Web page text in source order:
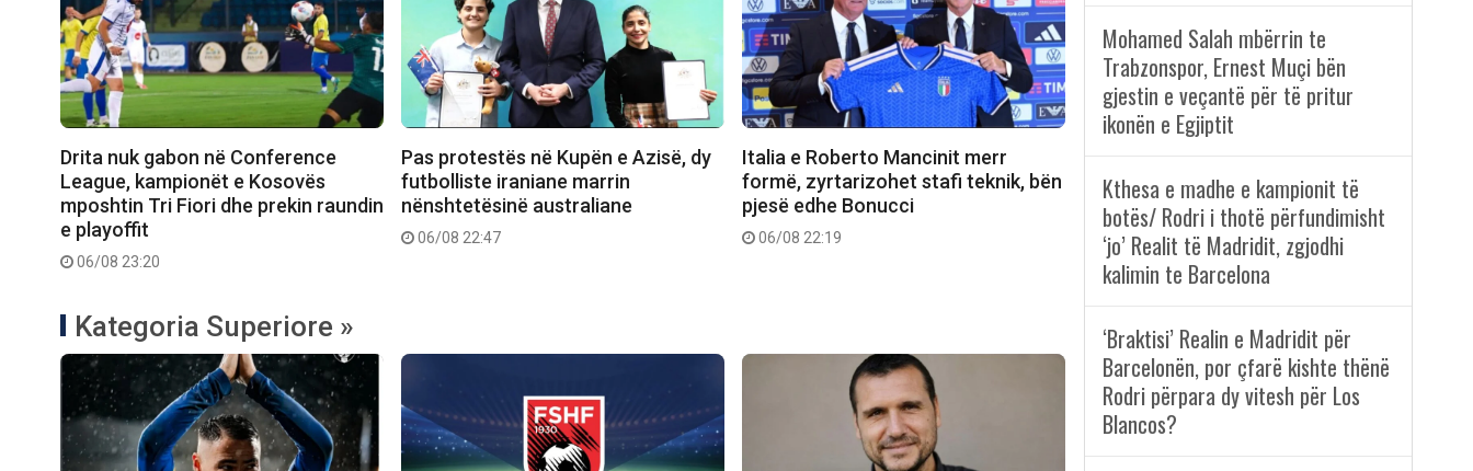
Drita nuk gabon në Conference
League, kampionët e Kosovës
mposhtin Tri Fiori dhe prekin raundin
e playoffit
06/08 23:20
Pas protestës në Kupën e Azisë, dy
futbolliste iraniane marrin
nënshtetësinë australiane
06/08 22:47
Italia e Roberto Mancinit merr
formë, zyrtarizohet stafi teknik, bën
pjesë edhe Bonucci
06/08 22:19
Kategoria Superiore »
Mohamed Salah mbërrin te
Trabzonspor, Ernest Muçi bën
gjestin e veçantë për të pritur
ikonën e Egjiptit
Kthesa e madhe e kampionit të
botës/ Rodri i thotë përfundimisht
‘jo’ Realit të Madridit, zgjodhi
kalimin te Barcelona
‘Braktisi’ Realin e Madridit për
Barcelonën, por çfarë kishte thënë
Rodri përpara dy vitesh për Los
Blancos?